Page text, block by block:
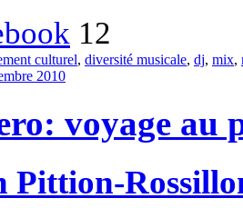
12
culturel, diversité musicale, dj, mix,
2010
voyage au
Pittion-